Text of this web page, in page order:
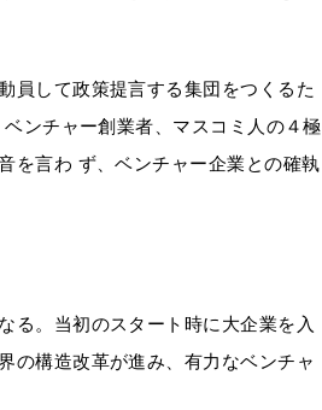
員して政策提言する集団をつくるた
ンチャー創業者、マスコミ人の４極
を言わ ず、ベンチャー企業との確執
る。当初のスタート時に大企業を入
の構造改革が進み、有力なベンチャ